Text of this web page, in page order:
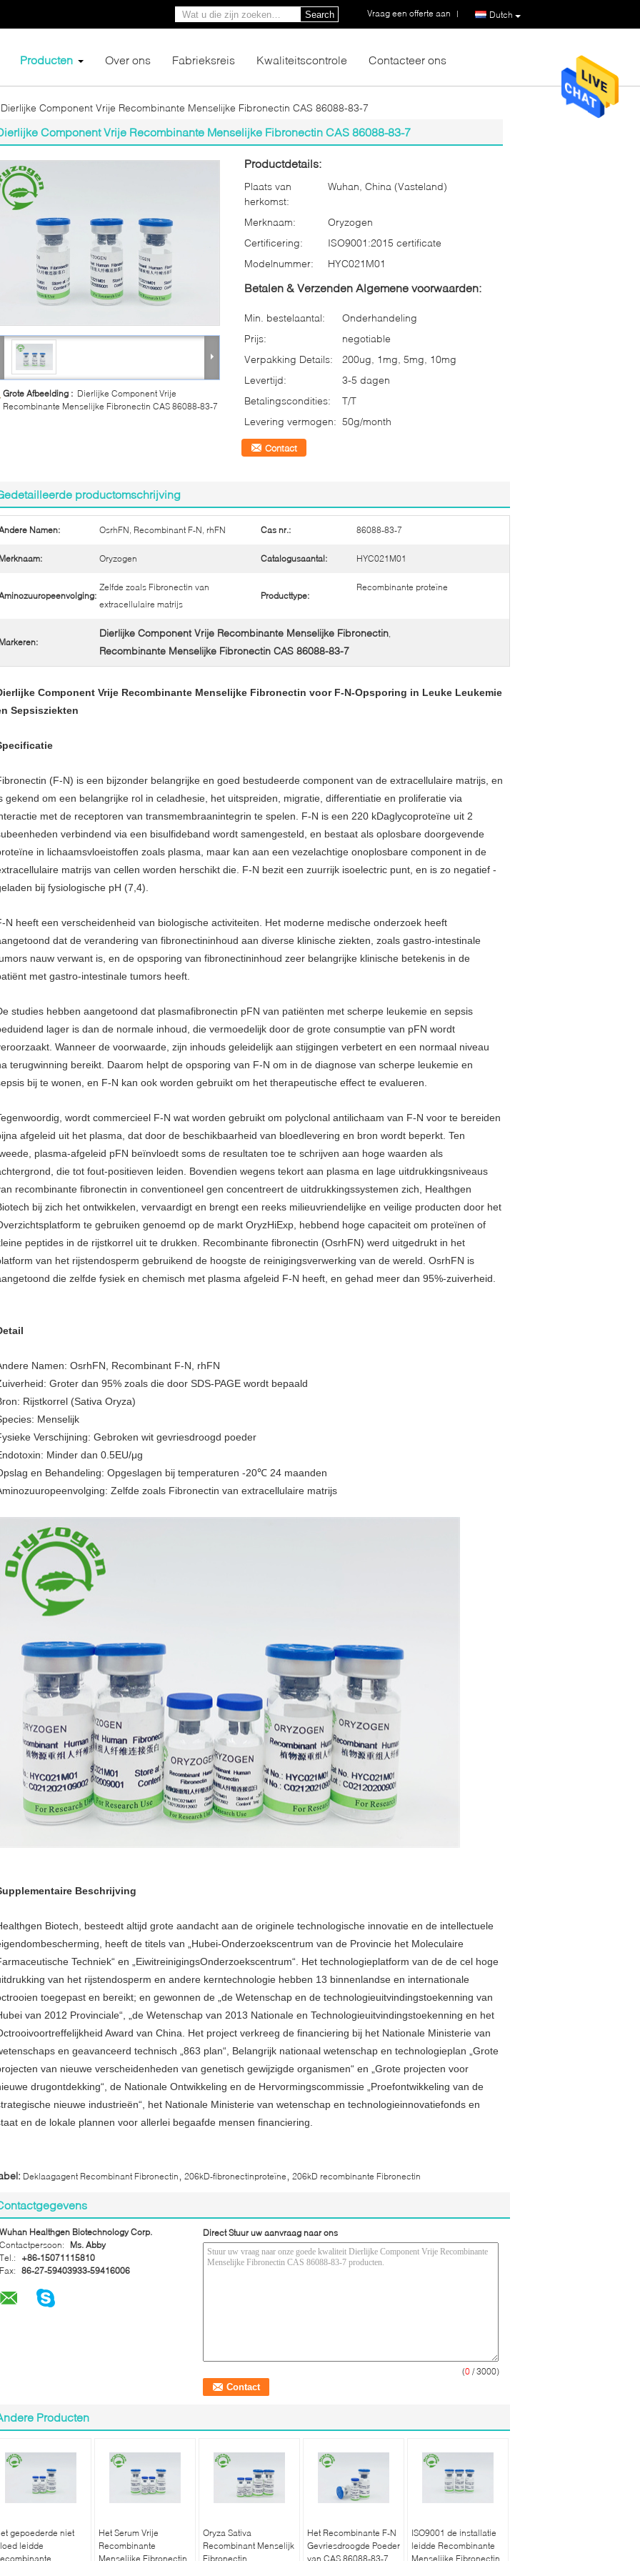
Dutch
Vraag een offerte aan |
Search
Producten Over ons Fabrieksreis Kwaliteitscontrole Contacteer ons
Dierlijke Component Vrije Recombinante Menselijke Fibronectin CAS 86088-83-7
Component Vrije Recombinante Menselijke Fibronectin CAS 86088-83-7
Grote Afbeelding : Dierlijke Component Vrije
Recombinante Menselijke Fibronectin CAS 86088-83-7
Productdetails:
Plaats van
herkomst:
Wuhan, China (Vasteland)
Merknaam:
Oryzogen
Certificering:
ISO9001:2015 certificate
Modelnummer:
HYC021M01
Betalen & Verzenden Algemene voorwaarden:
Min. bestelaantal:
Onderhandeling
Prijs:
negotiable
Verpakking Details:
200ug, 1mg, 5mg, 10mg
Levertijd:
3-5 dagen
Betalingscondities:
T/T
Levering vermogen: 50g/month
Contact
productomschrijving
Namen: OsrhFN, Recombinant F-N, rhFN Cas nr.: 86088-83-7
Oryzogen Catalogusaantal: HYC021M01
Zelfde zoals Fibronectin van
extracellulaire matrijs
Producttype:
Recombinante proteïne
Dierlijke Component Vrije Recombinante Menselijke Fibronectin,
Recombinante Menselijke Fibronectin CAS 86088-83-7
Component Vrije Recombinante Menselijke Fibronectin voor F-N-Opsporing in Leuke Leukemie
Sepsisziekten
(F-N) is een bijzonder belangrijke en goed bestudeerde component van de extracellulaire matrijs, en
gekend om een belangrijke rol in celadhesie, het uitspreiden, migratie, differentiatie en proliferatie via
met de receptoren van transmembraanintegrin te spelen. F-N is een 220 kDaglycoproteïne uit 2
verbindend via een bisulfideband wordt samengesteld, en bestaat als oplosbare doorgevende
in lichaamsvloeistoffen zoals plasma, maar kan aan een vezelachtige onoplosbare component in de
matrijs van cellen worden herschikt die. F-N bezit een zuurrijk isoelectric punt, en is zo negatief -
bij fysiologische pH (7,4).
N heeft een verscheidenheid van biologische activiteiten. Het moderne medische onderzoek heeft
dat de verandering van fibronectininhoud aan diverse klinische ziekten, zoals gastro-intestinale
nauw verwant is, en de opsporing van fibronectininhoud zeer belangrijke klinische betekenis in de
met gastro-intestinale tumors heeft.
studies hebben aangetoond dat plasmafibronectin pFN van patiënten met scherpe leukemie en sepsis
lager is dan de normale inhoud, die vermoedelijk door de grote consumptie van pFN wordt
Wanneer de voorwaarde, zijn inhouds geleidelijk aan stijgingen verbetert en een normaal niveau
terugwinning bereikt. Daarom helpt de opsporing van F-N om in de diagnose van scherpe leukemie en
bij te wonen, en F-N kan ook worden gebruikt om het therapeutische effect te evalueren.
wordt commercieel F-N wat worden gebruikt om polyclonal antilichaam van F-N voor te bereiden
afgeleid uit het plasma, dat door de beschikbaarheid van bloedlevering en bron wordt beperkt. Ten
plasma-afgeleid pFN beïnvloedt soms de resultaten toe te schrijven aan hoge waarden als
die tot fout-positieven leiden. Bovendien wegens tekort aan plasma en lage uitdrukkingsniveaus
recombinante fibronectin in conventioneel gen concentreert de uitdrukkingssystemen zich, Healthgen
bij zich het ontwikkelen, vervaardigt en brengt een reeks milieuvriendelijke en veilige producten door het
te gebruiken genoemd op de markt OryzHiExp, hebbend hoge capaciteit om proteïnen of
peptides in de rijstkorrel uit te drukken. Recombinante fibronectin (OsrhFN) werd uitgedrukt in het
van het rijstendosperm gebruikend de hoogste de reinigingsverwerking van de wereld. OsrhFN is
die zelfde fysiek en chemisch met plasma afgeleid F-N heeft, en gehad meer dan 95%-zuiverheid.
Namen: OsrhFN, Recombinant F-N, rhFN
Groter dan 95% zoals die door SDS-PAGE wordt bepaald
Rijstkorrel (Sativa Oryza)
Menselijk
Verschijning: Gebroken wit gevriesdroogd poeder
Minder dan 0.5EU/μg
en Behandeling: Opgeslagen bij temperaturen -20℃ 24 maanden
Zelfde zoals Fibronectin van extracellulaire matrijs
Beschrijving
Biotech, besteedt altijd grote aandacht aan de originele technologische innovatie en de intellectuele
heeft de titels van „Hubei-Onderzoekscentrum van de Provincie het Moleculaire
Techniek“ en „EiwitreinigingsOnderzoekscentrum“. Het technologieplatform van de de cel hoge
van het rijstendosperm en andere kerntechnologie hebben 13 binnenlandse en internationale
toegepast en bereikt; en gewonnen de „de Wetenschap en de technologieuitvindingstoekenning van
van 2012 Provinciale“, „de Wetenschap van 2013 Nationale en Technologieuitvindingstoekenning en het
Award van China. Het project verkreeg de financiering bij het Nationale Ministerie van
en geavanceerd technisch „863 plan“, Belangrijk nationaal wetenschap en technologieplan „Grote
van nieuwe verscheidenheden van genetisch gewijzigde organismen“ en „Grote projecten voor
drugontdekking“, de Nationale Ontwikkeling en de Hervormingscommissie „Proefontwikkeling van de
nieuwe industrieën“, het Nationale Ministerie van wetenschap en technologieinnovatiefonds en
en de lokale plannen voor allerlei begaafde mensen financiering.
Deklaagagent Recombinant Fibronectin 206kD-fibronectinproteïne 206kD recombinante Fibronectin
Wuhan Healthgen Biotechnology Corp.
Contactpersoon:
Ms. Abby
Tel.:
+86-15071115810
Fax: 86-27-59403933-59416006
Direct Stuur uw aanvraag naar ons
(0 / 3000)
Producten
gepoederde niet
leidde
Het Serum Vrije
Recombinante
Menselijke Fibronectin
Oryza Sativa
Recombinant Menselijk
Fibronectin
Het Recombinante F-N
Gevriesdroogde Poeder
van CAS 86088-83-7
ISO9001 de installatie
leidde Recombinante
Menselijke Fibronectin